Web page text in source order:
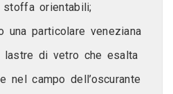
orientabili;
una particolare veneziana
di vetro che esalta
nel campo dell’oscurante